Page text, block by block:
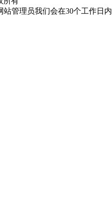
管理员我们会在30个工作日